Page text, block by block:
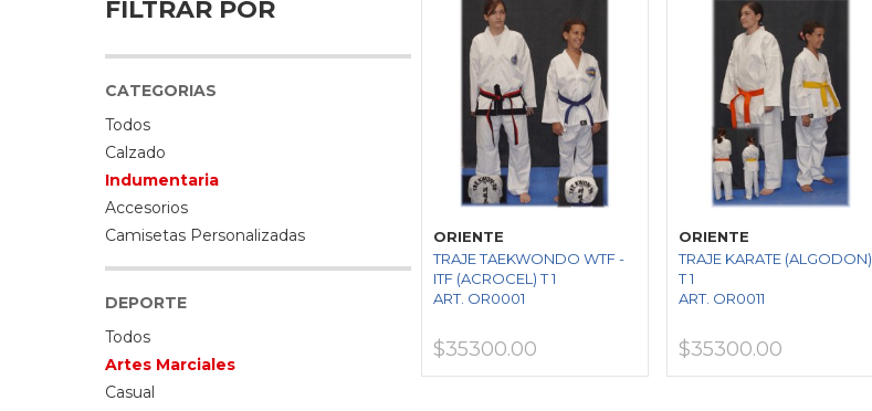
FILTRAR POR
CATEGORIAS
Todos
Calzado
Indumentaria
Accesorios
Camisetas Personalizadas
DEPORTE
Todos
Artes Marciales
Casual
ORIENTE
TRAJE TAEKWONDO WTF -
ITF (ACROCEL) T 1
ART. OR0001
$35300.00
ORIENTE
TRAJE KARATE (ALGODON)
T 1
ART. OR0011
$35300.00